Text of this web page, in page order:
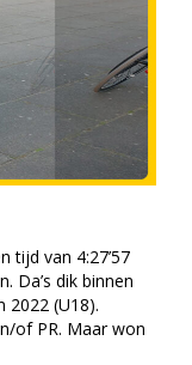
tijd van 4:27’57
Da’s dik binnen
2022 (U18).
of PR. Maar won